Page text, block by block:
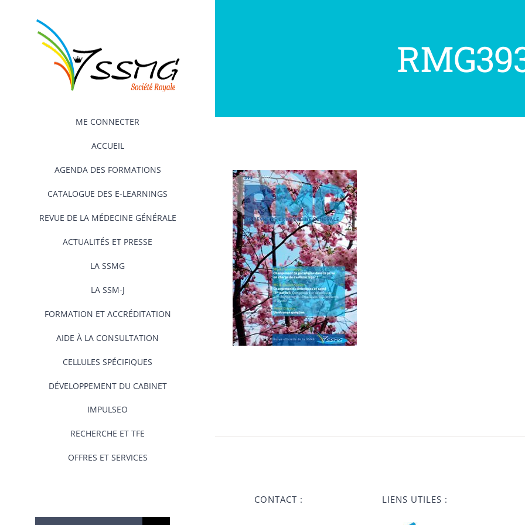
ME CONNECTER
ACCUEIL
AGENDA DES FORMATIONS
CATALOGUE DES E-LEARNINGS
REVUE DE LA MÉDECINE GÉNÉRALE
ACTUALITÉS ET PRESSE
LA SSMG
LA SSM-J
FORMATION ET ACCRÉDITATION
AIDE À LA CONSULTATION
CELLULES SPÉCIFIQUES
DÉVELOPPEMENT DU CABINET
IMPULSEO
RECHERCHE ET TFE
OFFRES ET SERVICES
CONTACT : LIENS UTILES :